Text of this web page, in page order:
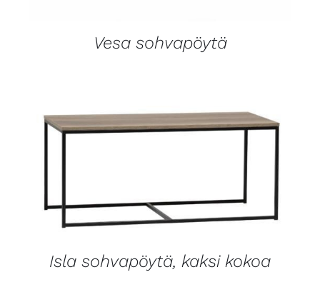
​Vesa sohvapöytä
Isla sohvapöytä, kaksi kokoa